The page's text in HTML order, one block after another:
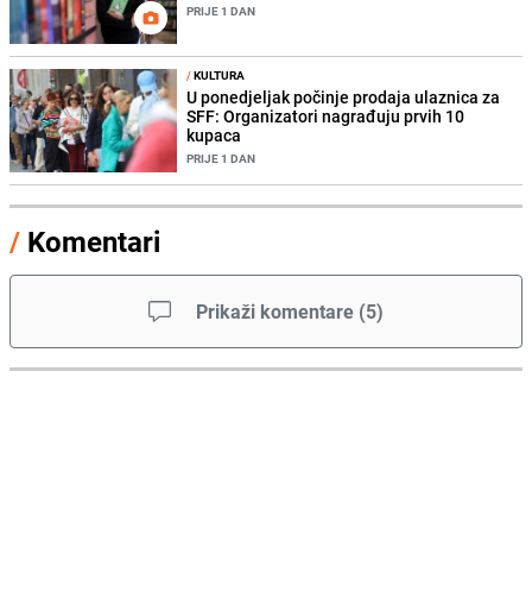
PRIJE 1 DAN
/KULTURA
U ponedjeljak počinje prodaja ulaznica za
SFF: Organizatori nagrađuju prvih 10
kupaca
PRIJE 1 DAN
/ Komentari
Prikaži komentare (5)